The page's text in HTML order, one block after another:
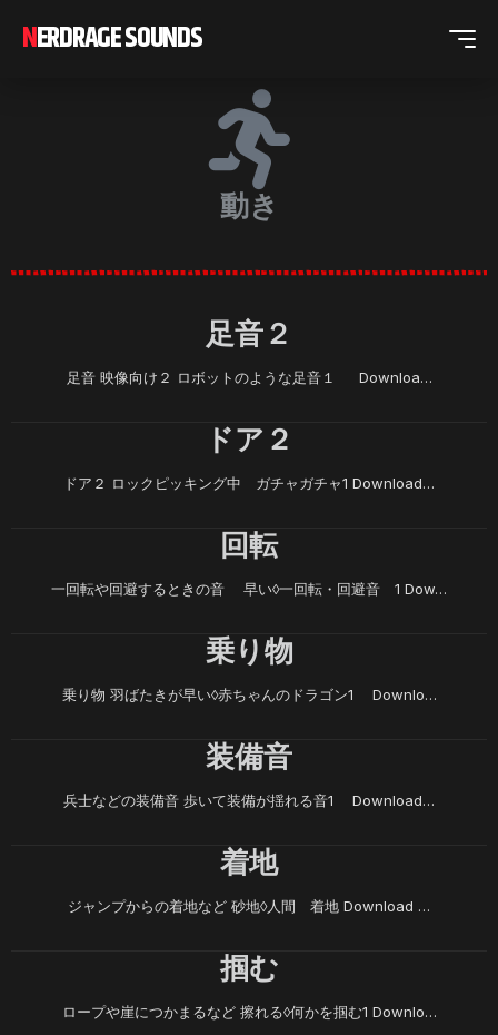
NERDRAGE SOUNDS
動き
足音２
足音 映像向け２ ロボットのような足音１ Downloa…
ドア２
ドア２ ロックピッキング中 ガチャガチャ1 Download…
回転
一回転や回避するときの音 早い◊一回転・回避音 1 Dow…
乗り物
乗り物 羽ばたきが早い◊赤ちゃんのドラゴン1 Downlo…
装備音
兵士などの装備音 歩いて装備が揺れる音1 Download…
着地
ジャンプからの着地など 砂地◊人間 着地 Download …
掴む
ロープや崖につかまるなど 擦れる◊何かを掴む1 Downlo…